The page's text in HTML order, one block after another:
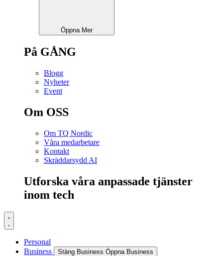
Öppna Mer
På GÅNG
Blogg
Nyheter
Event
Om OSS
Om TQ Nordic
Våra medarbetare
Kontakt
Skräddarsydd AI
Utforska våra anpassade tjänster
inom tech
Personal
Business
Stäng Business Öppna Business